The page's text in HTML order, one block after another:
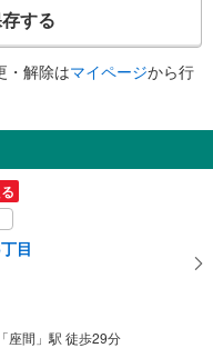
する
・解除はマイページから行
目
座間」駅 徒歩29分